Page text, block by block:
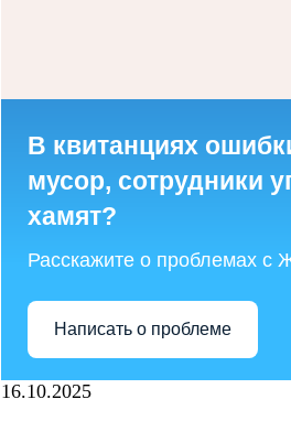
В квитанциях
мусор, сотрудники
хамят?
Расскажите о проблемах с
Написать о проблеме
16.10.2025